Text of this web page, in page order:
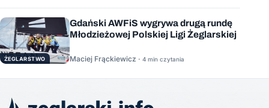
ŻEGLARSTWO
Gdański AWFiS wygrywa drugą rundę
Młodzieżowej Polskiej Ligi Żeglarskiej
Maciej Frąckiewicz · 4 min czytania